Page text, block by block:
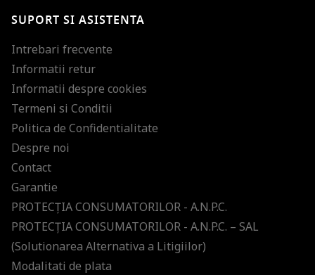
SUPORT SI ASISTENTA
Intrebari frecvente
Informatii retur
Informatii despre cookies
Termeni si Conditii
Politica de Confidentialitate
Despre noi
Contact
Garantie
PROTECŢIA CONSUMATORILOR - A.N.P.C.
PROTECŢIA CONSUMATORILOR - A.N.P.C. – SAL
(Solutionarea Alternativa a Litigiilor)
Modalitati de plata